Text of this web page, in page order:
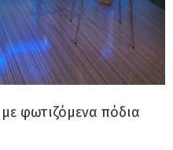
φωτιζόμενα πόδια